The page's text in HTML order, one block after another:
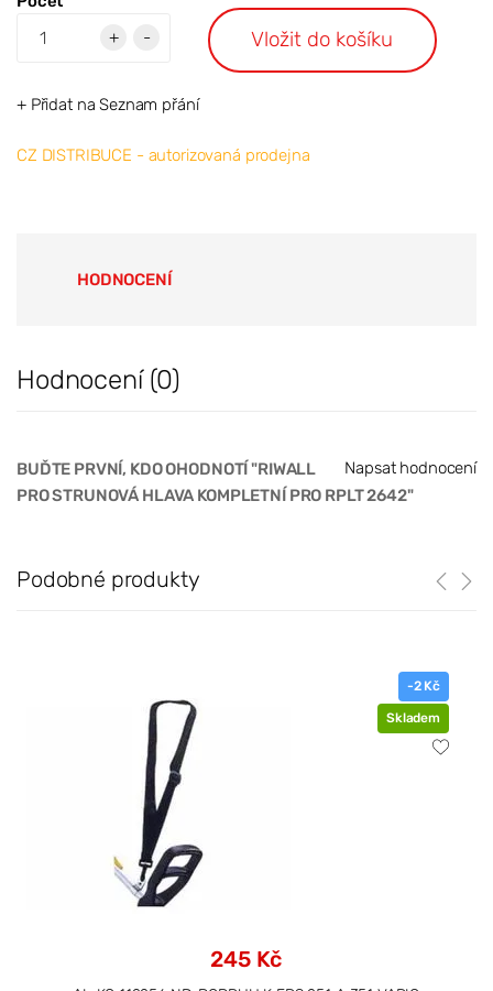
+
- Vložit do košíku
+ Přidat na Seznam přání
CZ DISTRIBUCE - autorizovaná prodejna
HODNOCENÍ
Hodnocení (0)
Napsat hodnocení
BUĎTE PRVNÍ, KDO OHODNOTÍ "RIWALL
PRO STRUNOVÁ HLAVA KOMPLETNÍ PRO RPLT 2642"
Podobné produkty
-2 Kč
Skladem
245 Kč